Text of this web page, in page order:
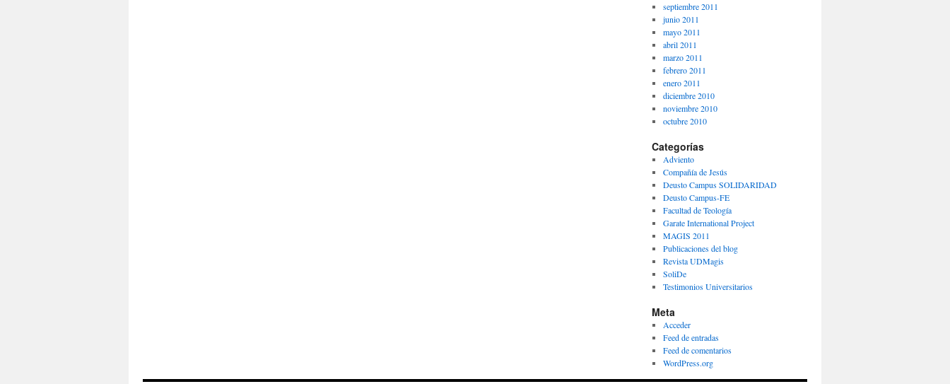
septiembre 2011
junio 2011
mayo 2011
abril 2011
marzo 2011
febrero 2011
enero 2011
diciembre 2010
noviembre 2010
octubre 2010
Categorías
Adviento
Compañía de Jesús
Deusto Campus SOLIDARIDAD
Deusto Campus-FE
Facultad de Teología
Garate International Project
MAGIS 2011
Publicaciones del blog
Revista UDMagis
SoliDe
Testimonios Universitarios
Meta
Acceder
Feed de entradas
Feed de comentarios
WordPress.org